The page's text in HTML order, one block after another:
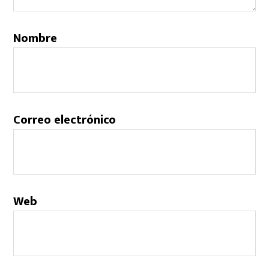
Nombre
Correo electrónico
Web